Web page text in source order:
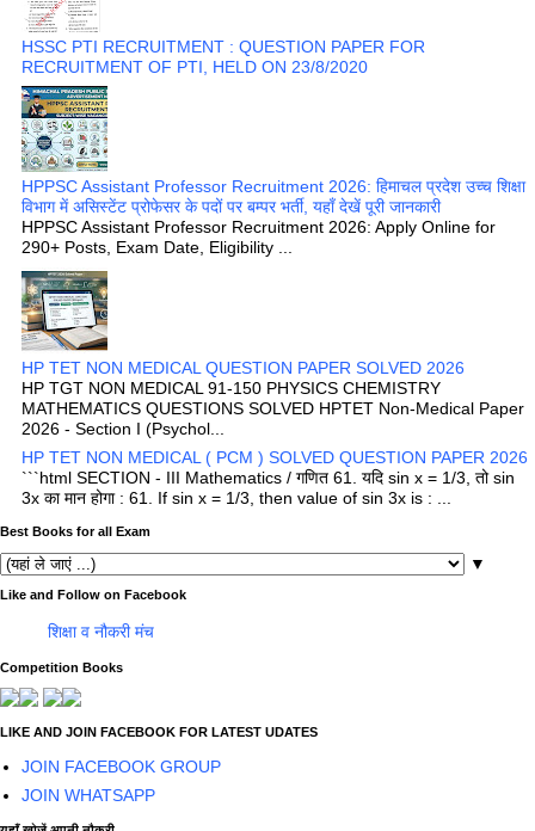
HSSC PTI RECRUITMENT : QUESTION PAPER FOR
RECRUITMENT OF PTI, HELD ON 23/8/2020
HPPSC Assistant Professor Recruitment 2026: हिमाचल प्रदेश उच्च शिक्षा
विभाग में असिस्टेंट प्रोफेसर के पदों पर बम्पर भर्ती, यहाँ देखें पूरी जानकारी
HPPSC Assistant Professor Recruitment 2026: Apply Online for
290+ Posts, Exam Date, Eligibility ...
HP TET NON MEDICAL QUESTION PAPER SOLVED 2026
HP TGT NON MEDICAL 91-150 PHYSICS CHEMISTRY
MATHEMATICS QUESTIONS SOLVED HPTET Non-Medical Paper
2026 - Section I (Psychol...
HP TET NON MEDICAL ( PCM ) SOLVED QUESTION PAPER 2026
```html SECTION - III Mathematics / गणित 61. यदि sin x = 1/3, तो sin
3x का मान होगा : 61. If sin x = 1/3, then value of sin 3x is : ...
Best Books for all Exam
▼
Like and Follow on Facebook
शिक्षा व नौकरी मंच
Competition Books
LIKE AND JOIN FACEBOOK FOR LATEST UDATES
JOIN FACEBOOK GROUP
JOIN WHATSAPP